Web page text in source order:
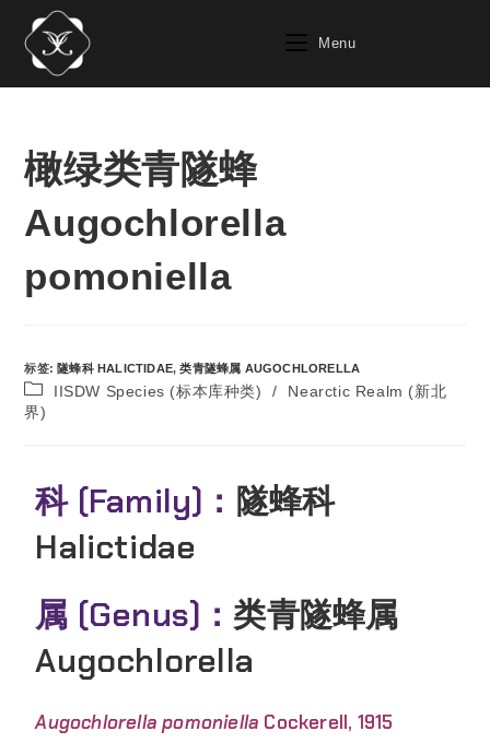
Menu
橄绿类青隧蜂
Augochlorella
pomoniella
标签: 隧蜂科 HALICTIDAE, 类青隧蜂属 AUGOCHLORELLA
IISDW Species (标本库种类) /
Nearctic Realm (新北
界)
科 (Family)： 隧蜂科
Halictidae
属 (Genus)：类青隧蜂属
Augochlorella
Augochlorella pomoniella Cockerell, 1915